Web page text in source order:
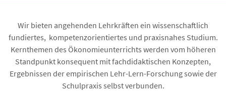
Wir bieten angehenden Lehrkräften ein wissenschaftlich
fundiertes, kompetenzorientiertes und praxisnahes Studium.
Kernthemen des Ökonomieunterrichts werden vom höheren
Standpunkt konsequent mit fachdidaktischen Konzepten,
Ergebnissen der empirischen Lehr-Lern-Forschung sowie der
Schulpraxis selbst verbunden.